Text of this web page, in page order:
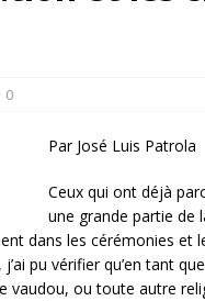
Trump sur la “fraude
l’option militaire
0
Par José Luis Patrola
Ceux qui ont déjà
une grande partie de
dans les cérémonies
pu vérifier qu’en tant
ou toute autre